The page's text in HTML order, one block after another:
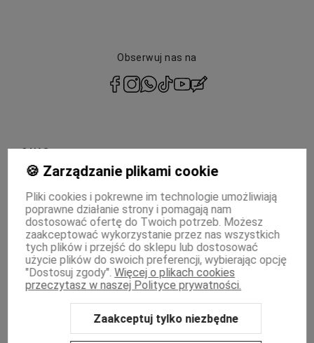
Obserwuj nas na
O NAS
PŁATNOŚCI I DOSTAWA
MOJE KONTO
WSPÓŁPRACA
Sklep internetowy Shoper Premium Szablon Shoper Modern 3.0™
🍪 Zarządzanie plikami cookie
Pliki cookies i pokrewne im technologie umożliwiają
poprawne działanie strony i pomagają nam
dostosować ofertę do Twoich potrzeb. Możesz
zaakceptować wykorzystanie przez nas wszystkich
tych plików i przejść do sklepu lub dostosować
użycie plików do swoich preferencji, wybierając opcję
"Dostosuj zgody". Więcej o plikach cookies
przeczytasz w naszej Polityce prywatności.
Zaakceptuj tylko niezbędne